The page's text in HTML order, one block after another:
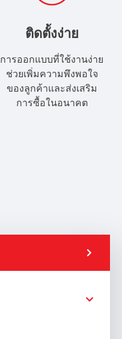
ติดตั้งง่าย
การออกแบบที่ใช้งานง่าย
ช่วยเพิ่มความพึงพอใจ
ของลูกค้าและส่งเสริม
การซื้อในอนาคต